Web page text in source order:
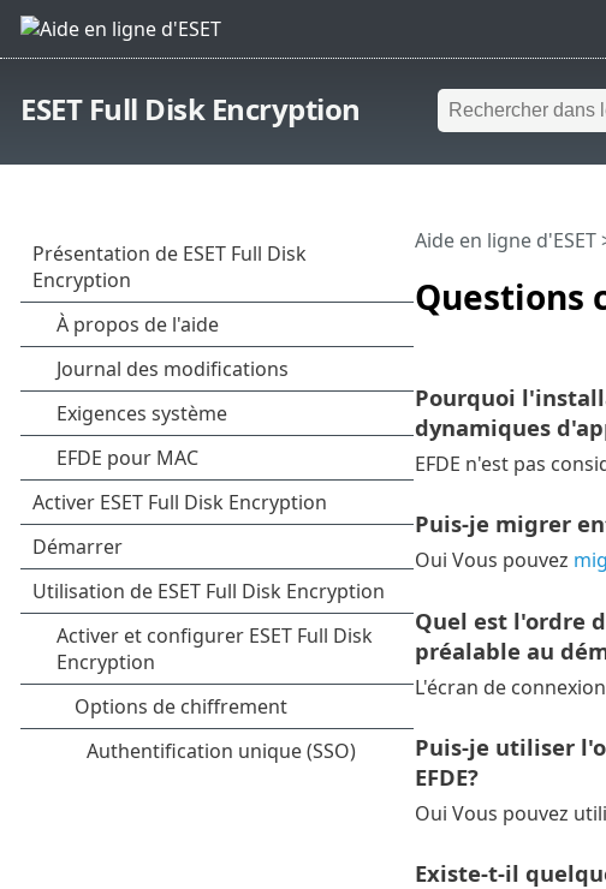
ESET Full Disk Encryption
Questions
Aide en ligne d'ESET
Pourquoi
dynamiques
EFDE n'est pas
Puis-je migrer
Oui Vous pouvez
Quel est l'ordre
préalable au
L'écran de
Puis-je utiliser
EFDE?
Oui Vous pouvez
Existe-t-il